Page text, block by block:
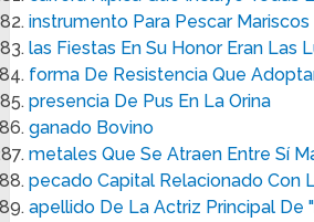
instrumento Para Pescar Mariscos
las Fiestas En Su Honor Eran Las
forma De Resistencia Que
presencia De Pus En La Orina
ganado Bovino
metales Que Se Atraen Entre Sí
pecado Capital Relacionado Con
apellido De La Actriz Principal De